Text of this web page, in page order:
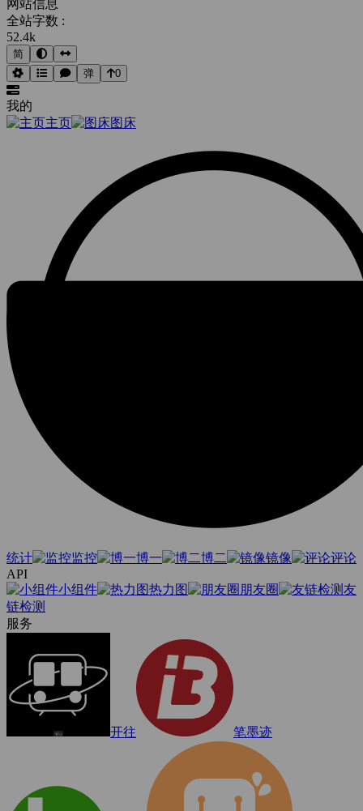
网站信息
全站字数 :
52.4k
简
弹
0
我的
主页
图床
统计 监控 博一 博二 镜像
评论
API
小组件
热力图 朋友圈
友
链检测
服务
开往 笔墨迹